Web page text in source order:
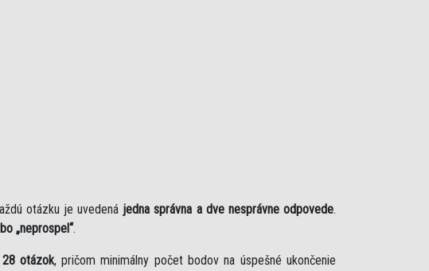
otázku je uvedená jedna správna a dve nesprávne odpovede.
„neprospel“.
28 otázok, pričom minimálny počet bodov na úspešné ukončenie